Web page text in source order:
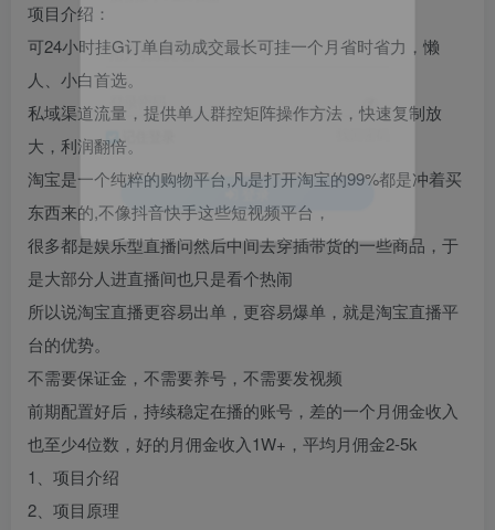
项目介绍：
可24小时挂G订单自动成交最长可挂一个月省时省力，懒
人、小白首选。
私域渠道流量，提供单人群控矩阵操作方法，快速复制放
大，利润翻倍。
淘宝是一个纯粹的购物平台,凡是打开淘宝的99%都是冲着买
东西来的,不像抖音快手这些短视频平台，
很多都是娱乐型直播问然后中间去穿插带货的一些商品，于
是大部分人进直播间也只是看个热闹
所以说淘宝直播更容易出单，更容易爆单，就是淘宝直播平
台的优势。
不需要保证金，不需要养号，不需要发视频
前期配置好后，持续稳定在播的账号，差的一个月佣金收入
也至少4位数，好的月佣金收入1W+，平均月佣金2-5k
1、项目介绍
2、项目原理
用户名或邮箱
登录密码
记住登录
登录